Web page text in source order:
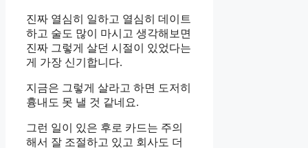
진짜 열심히 일하고 열심히 데이트
하고 술도 많이 마시고 생각해보면
진짜 그렇게 살던 시절이 있었다는
게 가장 신기합니다.
지금은 그렇게 살라고 하면 도저히
흉내도 못 낼 것 같네요.
그런 일이 있은 후로 카드는 주의
해서 잘 조절하고 있고 회사도 더